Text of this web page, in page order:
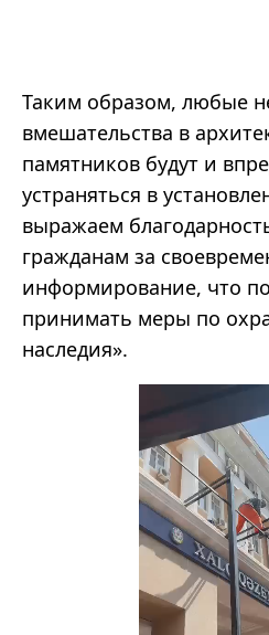
Таким образом, любые
вмешательства в
памятников будут и
устраняться в
выражаем
гражданам за
информирование, что
принимать меры по
наследия».